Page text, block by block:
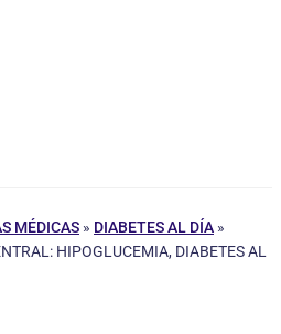
MÉDICAS » DIABETES AL DÍA »
HIPOGLUCEMIA, DIABETES AL